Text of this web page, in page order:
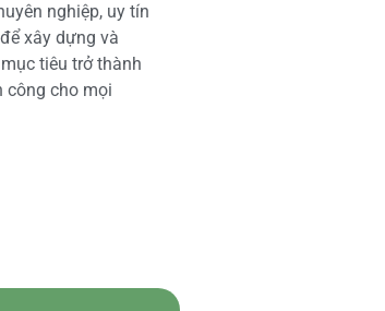
nghiệp, uy tín
xây dựng và
tiêu trở thành
công cho mọi